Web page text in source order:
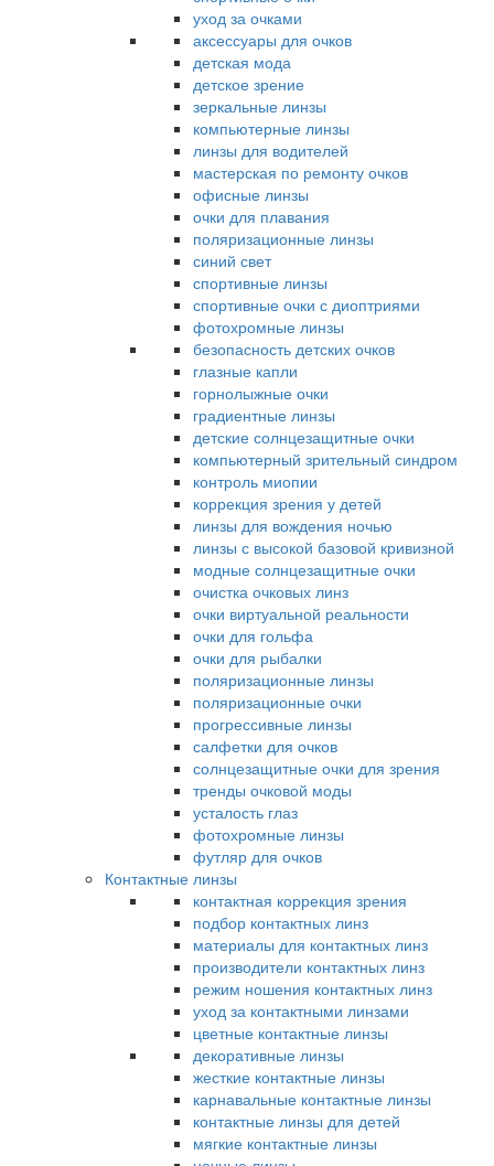
уход за очками
аксессуары для очков
детская мода
детское зрение
зеркальные линзы
компьютерные линзы
линзы для водителей
мастерская по ремонту очков
офисные линзы
очки для плавания
поляризационные линзы
синий свет
спортивные линзы
спортивные очки с диоптриями
фотохромные линзы
безопасность детских очков
глазные капли
горнолыжные очки
градиентные линзы
детские солнцезащитные очки
компьютерный зрительный синдром
контроль миопии
коррекция зрения у детей
линзы для вождения ночью
линзы с высокой базовой кривизной
модные солнцезащитные очки
очистка очковых линз
очки виртуальной реальности
очки для гольфа
очки для рыбалки
поляризационные линзы
поляризационные очки
прогрессивные линзы
салфетки для очков
солнцезащитные очки для зрения
тренды очковой моды
усталость глаз
фотохромные линзы
футляр для очков
Контактные линзы
контактная коррекция зрения
подбор контактных линз
материалы для контактных линз
производители контактных линз
режим ношения контактных линз
уход за контактными линзами
цветные контактные линзы
декоративные линзы
жесткие контактные линзы
карнавальные контактные линзы
контактные линзы для детей
мягкие контактные линзы